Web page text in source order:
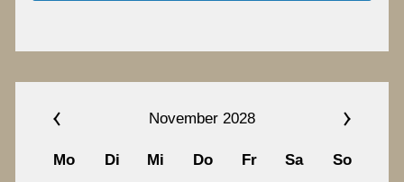
Termine
Kontakt
November 2028
Mo Di Mi Do Fr Sa
So